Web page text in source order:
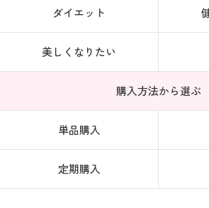
ダイエット
美しくなりたい
購入方法から選ぶ
単品購入
定期購入